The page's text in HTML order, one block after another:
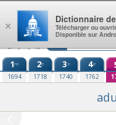
Aller au contenu
1re
1694
2e
1718
3e
1740
4e
1762
×
Dictionnaire
Télécharger ou
Disponible sur